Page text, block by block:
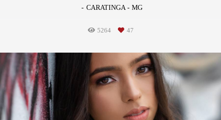
CARATINGA - MG
5264 47